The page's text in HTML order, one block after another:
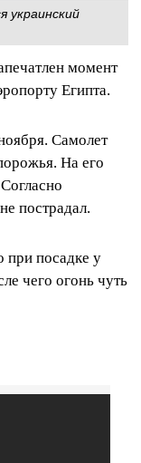
украинский
момент
Египта.
Самолет
На его
пострадал.
при посадке у
чего огонь чуть